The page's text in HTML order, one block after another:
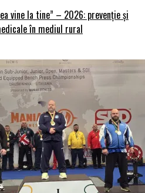
vine la tine” – 2026: prevenție și
în mediul rural